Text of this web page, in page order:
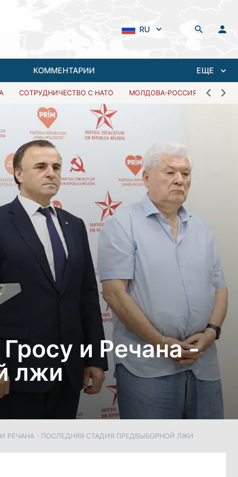
RU
КОММЕНТАРИИ ЕЩЕ
СОТРУДНИЧЕСТВО С НАТО МОЛДОВА-РОССИЯ
и Речана -
лжи
РЕЧАНА - ПОСЛЕДНЯЯ СТАДИЯ ПРЕДВЫБОРНОЙ ЛЖИ